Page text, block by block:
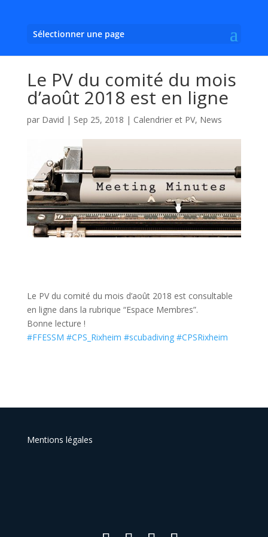
Sélectionner une page
Le PV du comité du mois
d’août 2018 est en ligne
par David | Sep 25, 2018 | Calendrier et PV, News
Le PV du comité du mois d’août 2018 est consultable
en ligne dans la rubrique “Espace Membres”.
Bonne lecture !
#FFESSM #CPS_Rixheim #scubadiving #CPSRixheim
Mentions légales